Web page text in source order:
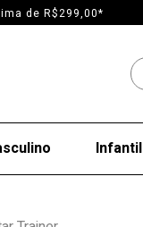
de R$299,00*
Infantil